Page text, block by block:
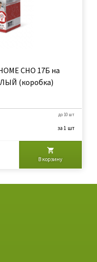
СНО 17Б на
(коробка)
до 10 шт
за 1 шт
В корзину